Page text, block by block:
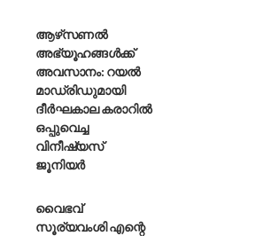
ആഴ്‌സണൽ
അഭ്യൂഹങ്ങൾക്ക്
അവസാനം: റയൽ
മാഡ്രിഡുമായി
ദീർഘകാല കരാറിൽ
ഒപ്പുവെച്ച
വിനീഷ്യസ്
ജൂനിയർ
വൈഭവ്
സൂര്യവംശി എന്റെ